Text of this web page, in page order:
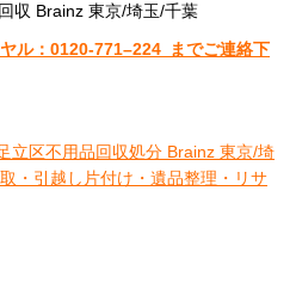
収 Brainz 東京/埼玉/千葉
ル：0120-771–224 までご連絡下
立区不用品回収処分 Brainz 東京/埼
・引越し片付け・遺品整理・リサ